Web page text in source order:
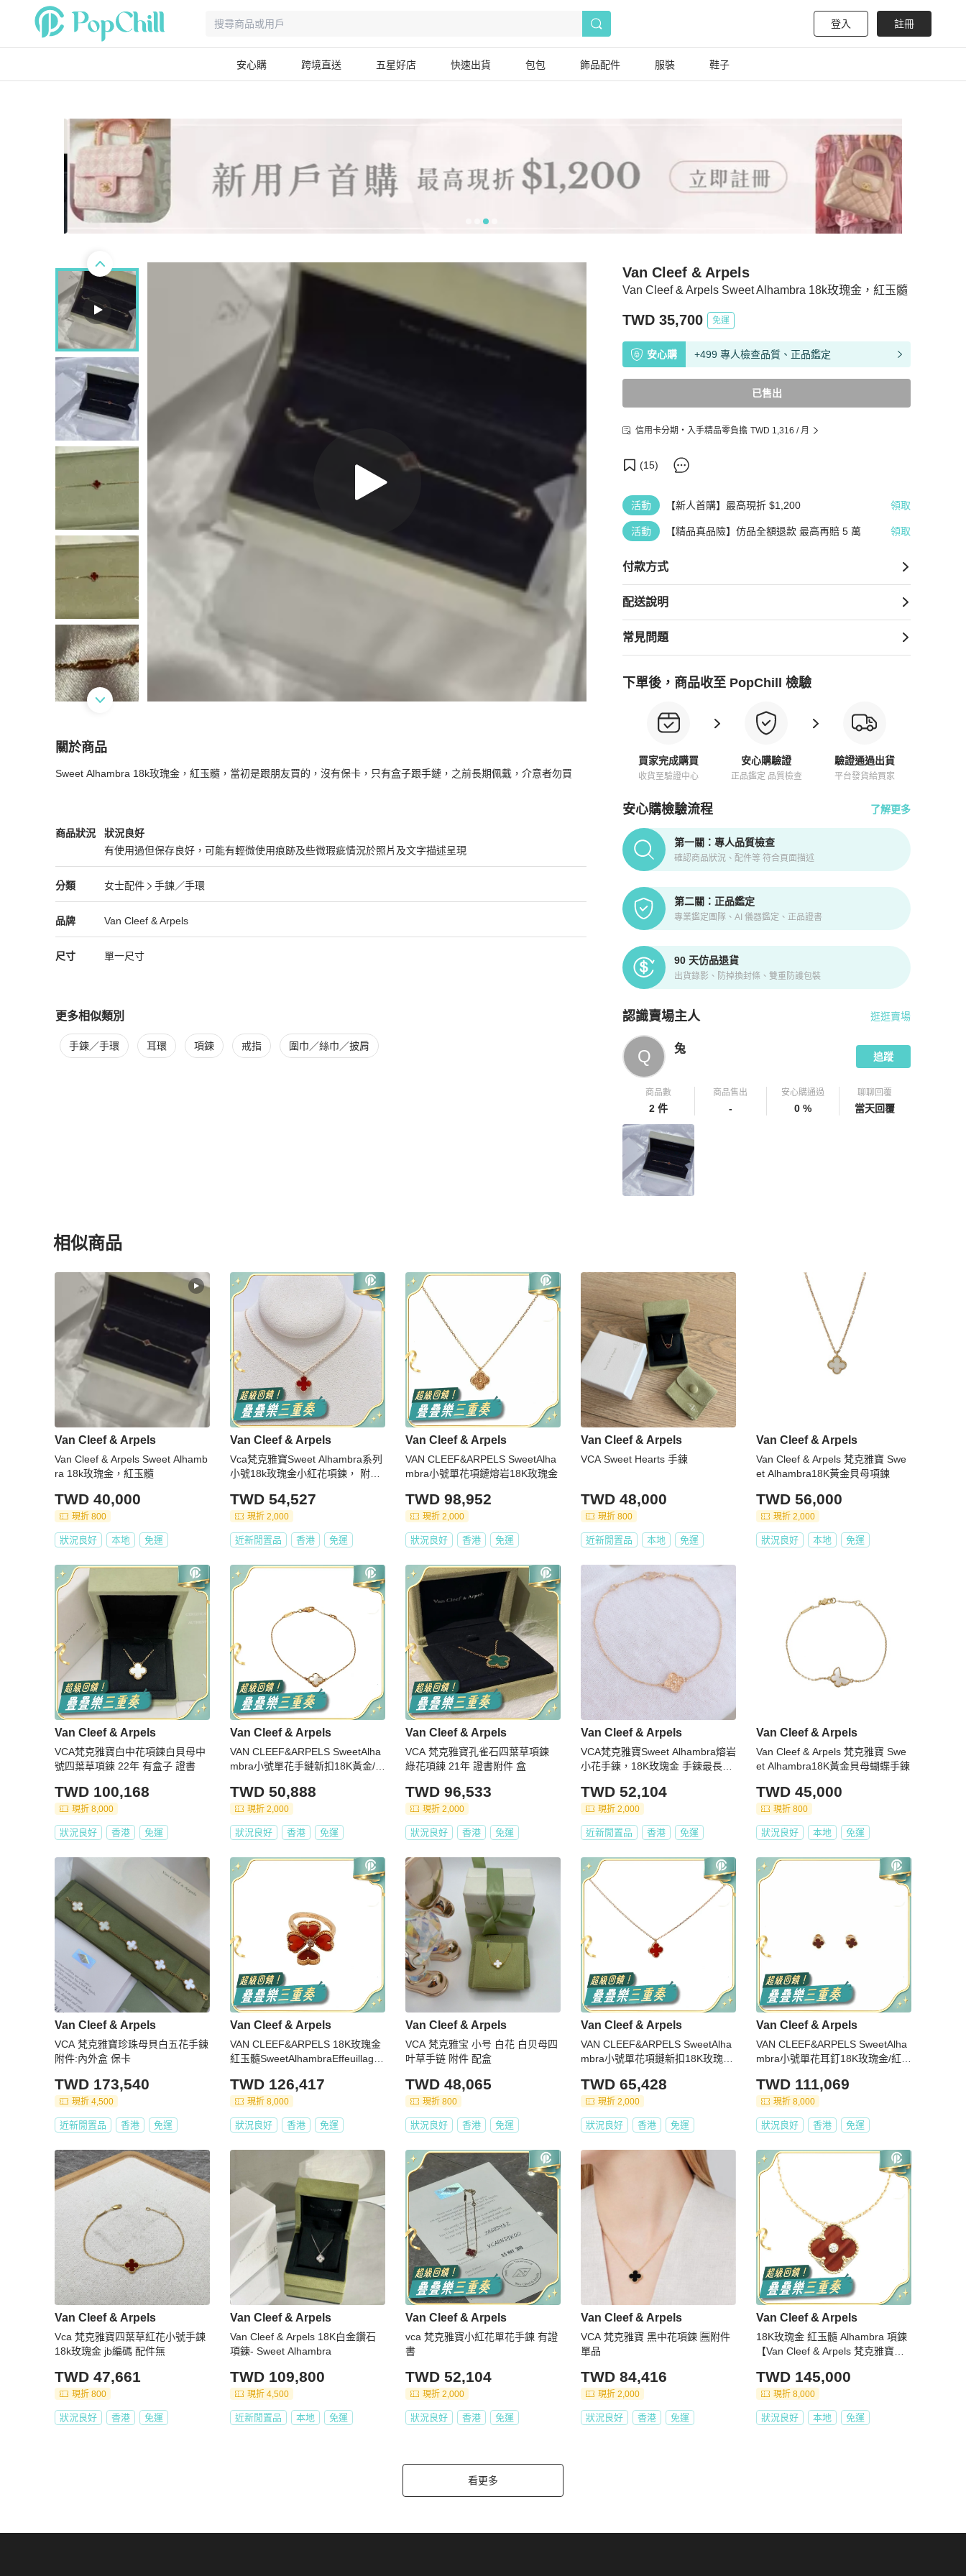
登入 註冊
安心購 跨境直送 五星好店 快速出貨 包包 飾品配件 服裝 鞋子
Van Cleef & Arpels Sweet Alhambra 18k玫瑰金，紅玉髓
Van Cleef & Arpels
TWD 35,700 免運
安心購 +499 專人檢查品質、正品鑑定
已售出
信用卡分期・入手精品零負擔 TWD 1,316 / 月
(15)
活動 【新人首購】最高現折 $1,200 領取
活動 【精品真品險】仿品全額退款 最高再賠 5 萬 領取
付款方式
配送說明
常見問題
下單後，商品收至 PopChill 檢驗
買家完成購買
收貨至驗證中心
安心購驗證
正品鑑定 品質檢查
驗證通過出貨
平台發貨給買家
安心購檢驗流程 了解更多
PopChill拍拍圈正品驗證、安心購檢驗流程介紹
第一關：專人品質檢查
確認商品狀況、配件等 符合頁面描述
第二關：正品鑑定
專業鑑定團隊、AI 儀器鑑定、正品證書
90 天仿品退貨
出貨錄影、防掉換封條、雙重防護包裝
認識賣場主人
PopChill 拍拍圈嚴選賣家
逛逛賣場
Q 兔
追蹤
商品數
2 件
商品售出
-
安心購通過
0 %
聊聊回覆
當天回覆
關於商品
關於Van Cleef & Arpels Sweet Alhambra 18k玫瑰金，紅玉髓 商品詳情與購買須知
Sweet Alhambra 18k玫瑰金，紅玉髓，當初是跟朋友買的，沒有保卡，只有盒子跟手鏈，之前長期佩戴，介意者勿買
商品狀況
Van Cleef & Arpels女士配件
狀況良好
有使用過但保存良好，可能有輕微使用痕跡及些微瑕疵情況於照片及文字描述呈現
狀況良好
分類
Van Cleef & Arpels女士配件分類資訊
女士配件
手鍊／手環
女士配件/手鍊／手環推薦
品牌
Van Cleef & Arpels精品 女士配件
Van Cleef & Arpels
Van Cleef & Arpels推薦清單
尺寸 單一尺寸
更多相似類別
更多Van Cleef & Arpels女士配件相似商品推薦
手鍊／手環 耳環 項鍊 戒指 圍巾／絲巾／披肩
相似商品
更多相似Van Cleef & Arpels女士配件推薦精品
Van Cleef & Arpels
Van Cleef & Arpels Sweet Alhamb
ra 18k玫瑰金，紅玉髓
TWD 40,000
現折 800
狀況良好 本地 免運
Van Cleef & Arpels
Vca梵克雅寶Sweet Alhambra系列
小號18k玫瑰金小紅花項鍊， 附
TWD 54,527
現折 2,000
近新閒置品 香港 免運
Van Cleef & Arpels
VAN CLEEF&ARPELS SweetAlha
mbra小號單花項鏈熔岩18K玫瑰金
TWD 98,952
現折 2,000
狀況良好 香港 免運
Van Cleef & Arpels
VCA Sweet Hearts 手鍊
TWD 48,000
現折 800
近新閒置品 本地 免運
Van Cleef & Arpels
Van Cleef & Arpels 梵克雅寶 Swe
et Alhambra18K黃金貝母項鍊
TWD 56,000
現折 2,000
狀況良好 本地 免運
Van Cleef & Arpels
VCA梵克雅寶白中花項鍊白貝母中
號四葉草項鍊 22年 有盒子 證書
TWD 100,168
現折 8,000
狀況良好 香港 免運
Van Cleef & Arpels
VAN CLEEF&ARPELS SweetAlha
mbra小號單花手鏈新扣18K黃金/白
TWD 50,888
現折 2,000
狀況良好 香港 免運
Van Cleef & Arpels
VCA 梵克雅寶孔雀石四葉草項鍊
綠花項鍊 21年 證書附件 盒
TWD 96,533
現折 2,000
狀況良好 香港 免運
Van Cleef & Arpels
VCA梵克雅寶Sweet Alhambra熔岩
小花手鍊，18K玫瑰金 手鍊最長1
TWD 52,104
現折 2,000
近新閒置品 香港 免運
Van Cleef & Arpels
Van Cleef & Arpels 梵克雅寶 Swe
et Alhambra18K黃金貝母蝴蝶手鍊
TWD 45,000
現折 800
狀況良好 本地 免運
Van Cleef & Arpels
VCA 梵克雅寶珍珠母貝白五花手鍊
附件:內外盒 保卡
TWD 173,540
現折 4,500
近新閒置品 香港 免運
Van Cleef & Arpels
VAN CLEEF&ARPELS 18K玫瑰金
紅玉髓SweetAlhambraEffeuillage
TWD 126,417
現折 8,000
狀況良好 香港 免運
Van Cleef & Arpels
VCA 梵克雅宝 小号 白花 白贝母四
叶草手链 附件 配盒
TWD 48,065
現折 800
狀況良好 香港 免運
Van Cleef & Arpels
VAN CLEEF&ARPELS SweetAlha
mbra小號單花項鏈新扣18K玫瑰金/
TWD 65,428
現折 2,000
狀況良好 香港 免運
Van Cleef & Arpels
VAN CLEEF&ARPELS SweetAlha
mbra小號單花耳釘18K玫瑰金/紅玉
TWD 111,069
現折 8,000
狀況良好 香港 免運
Van Cleef & Arpels
Vca 梵克雅寶四葉草紅花小號手鍊
18k玫瑰金 jb編碼 配件無
TWD 47,661
現折 800
狀況良好 香港 免運
Van Cleef & Arpels
Van Cleef & Arpels 18K白金鑽石
項鍊- Sweet Alhambra
TWD 109,800
現折 4,500
近新閒置品 本地 免運
Van Cleef & Arpels
vca 梵克雅寶小紅花單花手鍊 有證
書
TWD 52,104
現折 2,000
狀況良好 香港 免運
Van Cleef & Arpels
VCA 梵克雅寶 黑中花項鍊 🈚附件
單品
TWD 84,416
現折 2,000
狀況良好 香港 免運
Van Cleef & Arpels
18K玫瑰金 紅玉髓 Alhambra 項鍊
【Van Cleef & Arpels 梵克雅寶】
TWD 145,000
現折 8,000
狀況良好 本地 免運
看更多